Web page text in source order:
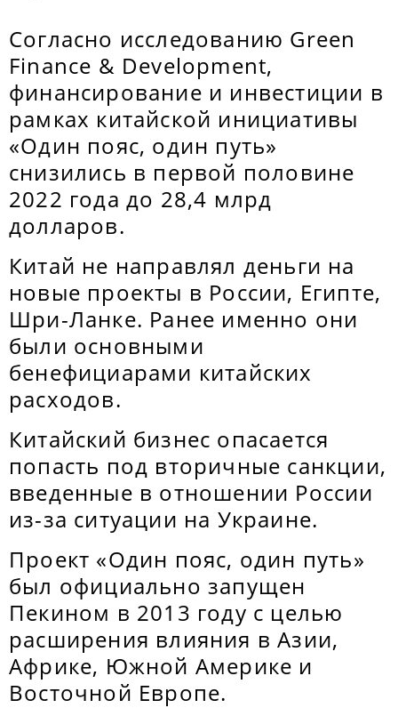
Согласно исследованию Green
Finance & Development,
финансирование и инвестиции в
рамках китайской инициативы
«Один пояс, один путь»
снизились в первой половине
2022 года до 28,4 млрд
долларов.
Китай не направлял деньги на
новые проекты в России, Египте,
Шри-Ланке. Ранее именно они
были основными
бенефициарами китайских
расходов.
Китайский бизнес опасается
попасть под вторичные санкции,
введенные в отношении России
из-за ситуации на Украине.
Проект «Один пояс, один путь»
был официально запущен
Пекином в 2013 году с целью
расширения влияния в Азии,
Африке, Южной Америке и
Восточной Европе.